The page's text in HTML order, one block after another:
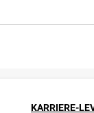
KARRIERE-